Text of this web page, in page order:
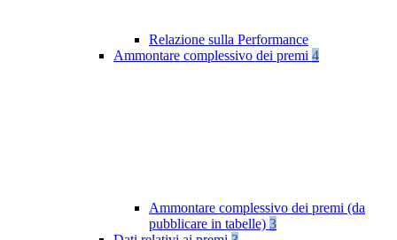
Relazione sulla Performance
Ammontare complessivo dei premi 4
Ammontare complessivo dei premi (da
pubblicare in tabelle) 3